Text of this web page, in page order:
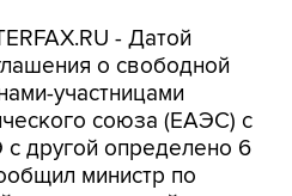
участницами
союза (ЕАЭС) с
другой определено 6
министр по
экономической
Слепнев.